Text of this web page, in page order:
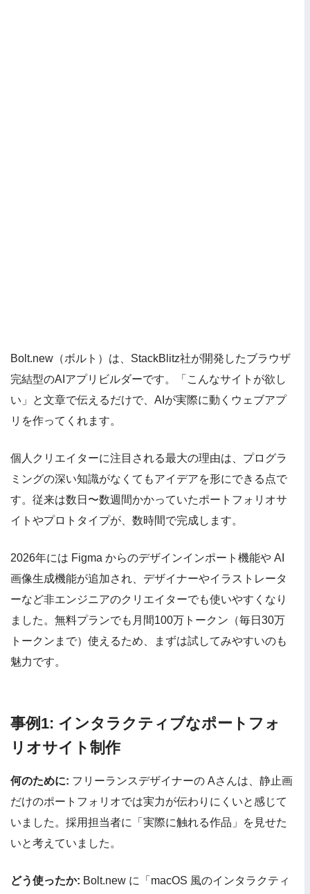
Bolt.new（ボルト）は、StackBlitz社が開発したブラウザ
完結型のAIアプリビルダーです。「こんなサイトが欲し
い」と文章で伝えるだけで、AIが実際に動くウェブアプ
リを作ってくれます。
個人クリエイターに注目される最大の理由は、プログラ
ミングの深い知識がなくてもアイデアを形にできる点で
す。従来は数日〜数週間かかっていたポートフォリオサ
イトやプロトタイプが、数時間で完成します。
2026年には Figma からのデザインインポート機能や AI
画像生成機能が追加され、デザイナーやイラストレータ
ーなど非エンジニアのクリエイターでも使いやすくなり
ました。無料プランでも月間100万トークン（毎日30万
トークンまで）使えるため、まずは試してみやすいのも
魅力です。
事例1: インタラクティブなポートフォ
リオサイト制作
何のために: フリーランスデザイナーの Aさんは、静止画
だけのポートフォリオでは実力が伝わりにくいと感じて
いました。採用担当者に「実際に触れる作品」を見せた
いと考えていました。
どう使ったか: Bolt.new に「macOS 風のインタラクティ